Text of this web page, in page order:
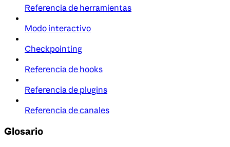
Referencia de herramientas
Modo interactivo
Checkpointing
Referencia de hooks
Referencia de plugins
Referencia de canales
Glosario